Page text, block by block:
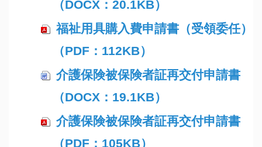
（DOCX：20.1KB）
福祉用具購入費申請書（受領委任）
（PDF：112KB）
介護保険被保険者証再交付申請書
（DOCX：19.1KB）
介護保険被保険者証再交付申請書
（PDF：105KB）